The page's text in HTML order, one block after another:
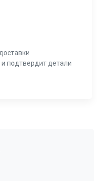
подтвердит детали